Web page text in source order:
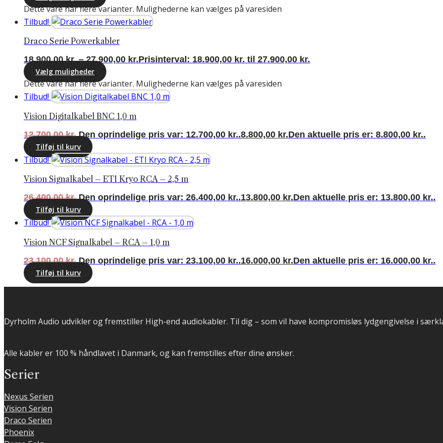
Dette vare har flere varianter. Mulighederne kan vælges på varesiden
Tilbud!
Draco Serie Powerkabler
18.900,00kr. – 27.900,00 kr.Prisinterval: 18.900,00 kr. til 27.900,00 kr.
Vælg muligheder
Dette vare har flere varianter. Mulighederne kan vælges på varesiden
Tilbud!
Vision Digitalkabel BNC 1,0 m
12.700,00kr. Den oprindelige pris var: 12.700,00 kr..8.800,00 kr.Den aktuelle pris er: 8.800,00 kr..
Tilføj til kurv
Tilbud!
Vision Signalkabel – ETI Kryo RCA – 2,5 m
26.400,00kr. Den oprindelige pris var: 26.400,00 kr..13.800,00 kr.Den aktuelle pris er: 13.800,00 kr..
Tilføj til kurv
Tilbud!
Vision NCF Signalkabel – RCA – 1,0 m
23.100,00kr. Den oprindelige pris var: 23.100,00 kr..16.000,00 kr.Den aktuelle pris er: 16.000,00 kr..
Tilføj til kurv
Dyrholm Audio udvikler og fremstiller High-end audiokabler. Til dig – som vil have kompromisløs lydgengivelse i
Alle kabler er 100 % håndlavet i Danmark, og kan fremstilles efter dine ønsker.
Serier
Nexus Serien
Vision Serien
Draco Serien
Phoenix